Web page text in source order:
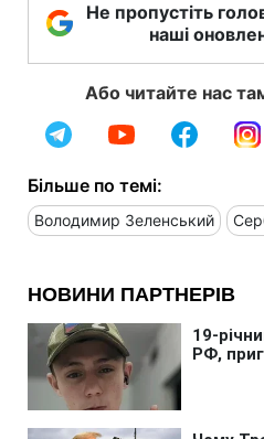
Не пропустіть
наші
Або читайте нас
Більше по темі:
Володимир Зеленський